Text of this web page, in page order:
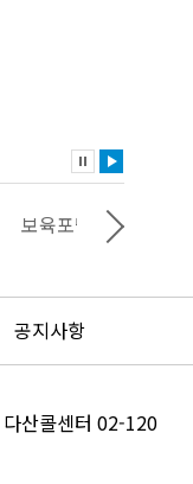
보육포털
공지사항
다산콜센터 02-120